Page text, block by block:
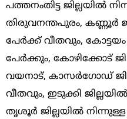
പത്തനംതിട്ട ജില്ലയില്‍
തിരുവനന്തപുരം, കണ്ണൂര്‍
പേര്‍ക്ക് വീതവും, കോട്ടയം
പേര്‍ക്കും, കോഴിക്കോട്
വയനാട്, കാസര്‍ഗോഡ്
വീതവും, ഇടുക്കി
തൃശൂര്‍ ജില്ലയില്‍